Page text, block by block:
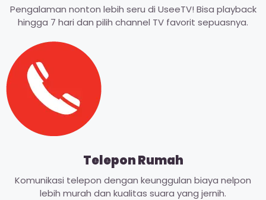
Pengalaman nonton lebih seru di UseeTV! Bisa playback
hingga 7 hari dan pilih channel TV favorit sepuasnya.
Telepon Rumah
Komunikasi telepon dengan keunggulan biaya nelpon
lebih murah dan kualitas suara yang jernih.